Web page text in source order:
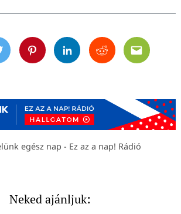
PinterestLinkedinRedditEmail
egész nap - Ez az a nap! Rádió
Neked ajánljuk: